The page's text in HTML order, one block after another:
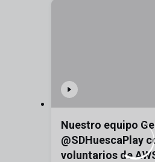
Nuestro equipo
@SDHuescaPlay
voluntarios de